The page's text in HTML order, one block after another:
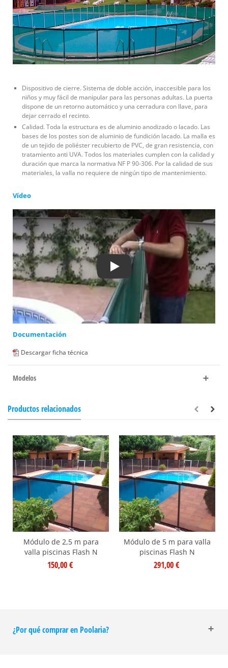
Dispositivo de cierre. Sistema de doble acción, inaccesible para los
niños y muy fácil de manipular para las personas adultas. La puerta
dispone de un retorno automático y una cerradura con llave, para
dejar cerrado el recinto.
Calidad. Toda la estructura es de aluminio anodizado o lacado. Las
bases de los postes son de aluminio de fundición lacado. La malla es
de un tejido de poliéster recubierto de PVC, de gran resistencia, con
tratamiento anti UVA. Todos los materiales cumplen con la calidad y
duración que marca la normativa NF P 90-306. Por la calidad de sus
materiales, la valla no requiere de ningún tipo de mantenimiento.
Vídeo
Play
Documentación
Descargar ficha técnica
Modelos
Productos relacionados
Módulo de 2,5 m para
valla piscinas Flash N
150,00 €
Módulo de 5 m para valla
piscinas Flash N
291,00 €
¿Por qué comprar en Poolaria?